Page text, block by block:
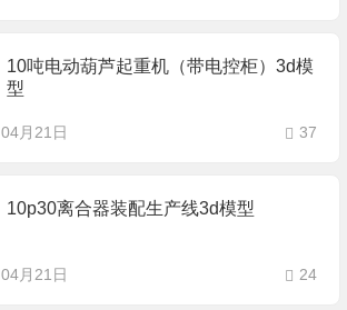
10吨电动葫芦起重机（带电控柜）3d模
型
04月21日 37
10p30离合器装配生产线3d模型
04月21日 24